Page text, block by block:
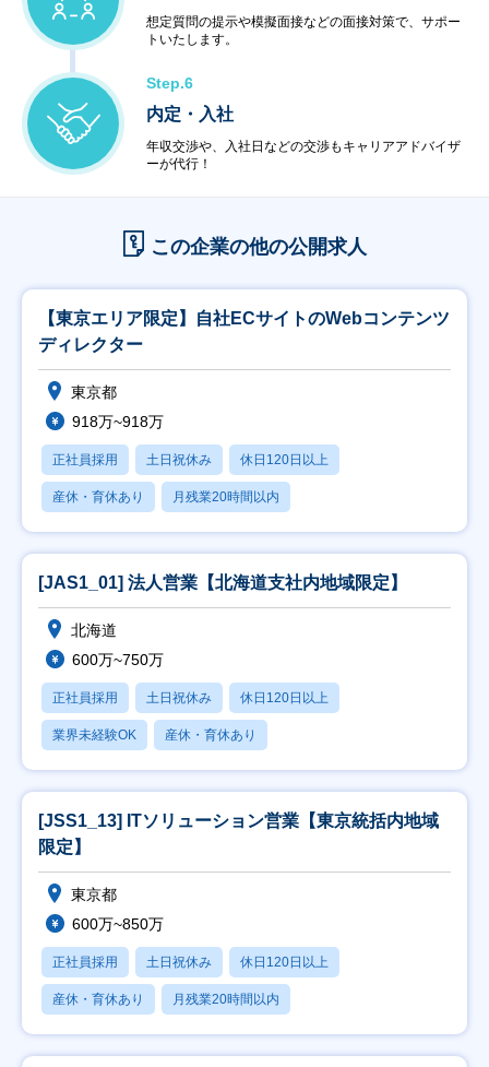
想定質問の提示や模擬面接などの面接対策で、サポー
トいたします。
Step.6
内定・入社
年収交渉や、入社日などの交渉もキャリアアドバイザ
ーが代行！
この企業の他の公開求人
【東京エリア限定】自社ECサイトのWebコンテンツ
ディレクター
東京都
918万~918万
正社員採用 土日祝休み 休日120日以上
産休・育休あり 月残業20時間以内
[JAS1_01] 法人営業【北海道支社内地域限定】
北海道
600万~750万
正社員採用 土日祝休み 休日120日以上
業界未経験OK 産休・育休あり
[JSS1_13] ITソリューション営業【東京統括内地域
限定】
東京都
600万~850万
正社員採用 土日祝休み 休日120日以上
産休・育休あり 月残業20時間以内